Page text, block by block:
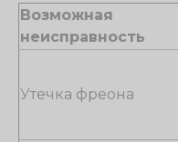
Возможная
неисправность
Утечка фреона